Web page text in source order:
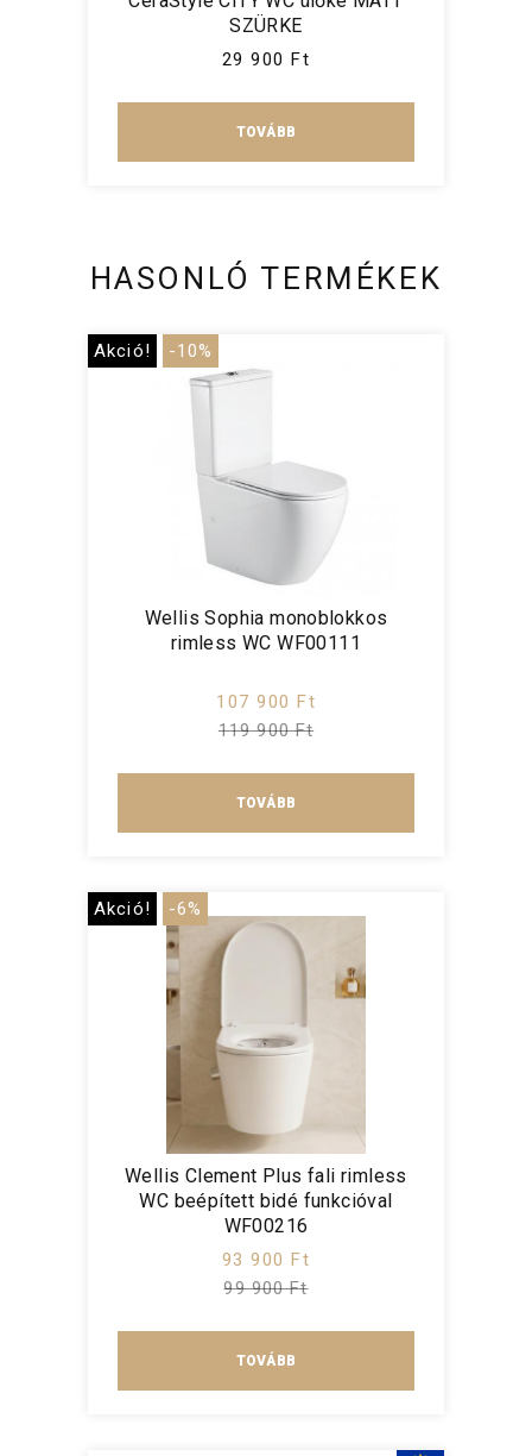
SZÜRKE
29 900 Ft
TOVÁBB
HASONLÓ TERMÉKEK
Akció! -10%
Wellis Sophia monoblokkos
rimless WC WF00111
107 900 Ft
119 900 Ft
TOVÁBB
Akció! -6%
Wellis Clement Plus fali rimless
WC beépített bidé funkcióval
WF00216
93 900 Ft
99 900 Ft
TOVÁBB